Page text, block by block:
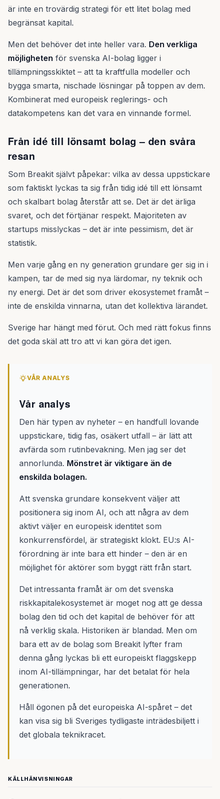
är inte en trovärdig strategi för ett litet bolag med
begränsat kapital.
Men det behöver det inte heller vara. Den verkliga
möjligheten för svenska AI-bolag ligger i
tillämpningsskiktet – att ta kraftfulla modeller och
bygga smarta, nischade lösningar på toppen av dem.
Kombinerat med europeisk reglerings- och
datakompetens kan det vara en vinnande formel.
Från idé till lönsamt bolag – den svåra
resan
Som Breakit självt påpekar: vilka av dessa uppstickare
som faktiskt lyckas ta sig från tidig idé till ett lönsamt
och skalbart bolag återstår att se. Det är det ärliga
svaret, och det förtjänar respekt. Majoriteten av
startups misslyckas – det är inte pessimism, det är
statistik.
Men varje gång en ny generation grundare ger sig in i
kampen, tar de med sig nya lärdomar, ny teknik och
ny energi. Det är det som driver ekosystemet framåt –
inte de enskilda vinnarna, utan det kollektiva lärandet.
Sverige har hängt med förut. Och med rätt fokus finns
det goda skäl att tro att vi kan göra det igen.
VÅR ANALYS
Vår analys
Den här typen av nyheter – en handfull lovande
uppstickare, tidig fas, osäkert utfall – är lätt att
avfärda som rutinbevakning. Men jag ser det
annorlunda. Mönstret är viktigare än de
enskilda bolagen.
Att svenska grundare konsekvent väljer att
positionera sig inom AI, och att några av dem
aktivt väljer en europeisk identitet som
konkurrensfördel, är strategiskt klokt. EU:s AI-
förordning är inte bara ett hinder – den är en
möjlighet för aktörer som byggt rätt från start.
Det intressanta framåt är om det svenska
riskkapitalekosystemet är moget nog att ge dessa
bolag den tid och det kapital de behöver för att
nå verklig skala. Historiken är blandad. Men om
bara ett av de bolag som Breakit lyfter fram
denna gång lyckas bli ett europeiskt flaggskepp
inom AI-tillämpningar, har det betalat för hela
generationen.
Håll ögonen på det europeiska AI-spåret – det
kan visa sig bli Sveriges tydligaste inträdesbiljett i
det globala teknikracet.
KÄLLHÄNVISNINGAR